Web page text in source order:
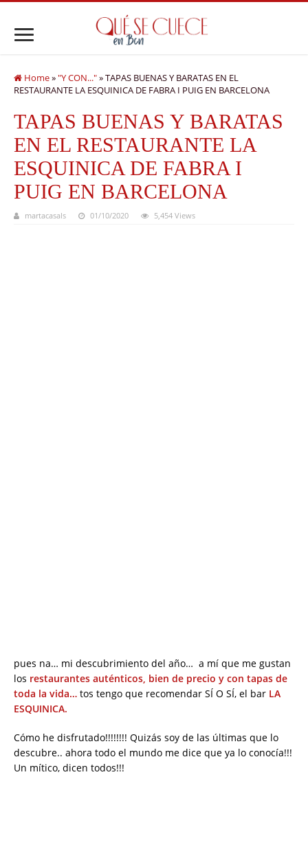
Home»"Y CON..."»TAPAS BUENAS Y BARATAS EN EL
RESTAURANTE LA ESQUINICA DE FABRA I PUIG EN BARCELONA
TAPAS BUENAS Y BARATAS
EN EL RESTAURANTE LA
ESQUINICA DE FABRA I
PUIG EN BARCELONA
martacasals 01/10/2020 5,454 Views
pues na… mi descubrimiento del año… a mí que me gustan
los restaurantes auténticos, bien de precio y con tapas de
toda la vida… tos tengo que recomendar SÍ O SÍ, el bar LA
ESQUINICA.
Cómo he disfrutado!!!!!!!! Quizás soy de las últimas que lo
descubre.. ahora todo el mundo me dice que ya lo conocía!!!
Un mítico, dicen todos!!!